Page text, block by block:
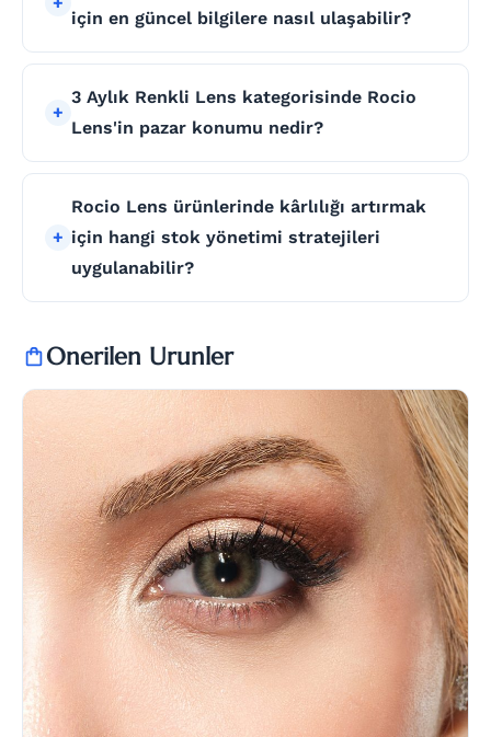
için en güncel bilgilere nasıl ulaşabilir?
3 Aylık Renkli Lens kategorisinde Rocio
Lens'in pazar konumu nedir?
Rocio Lens ürünlerinde kârlılığı artırmak
için hangi stok yönetimi stratejileri
uygulanabilir?
Onerilen Urunler